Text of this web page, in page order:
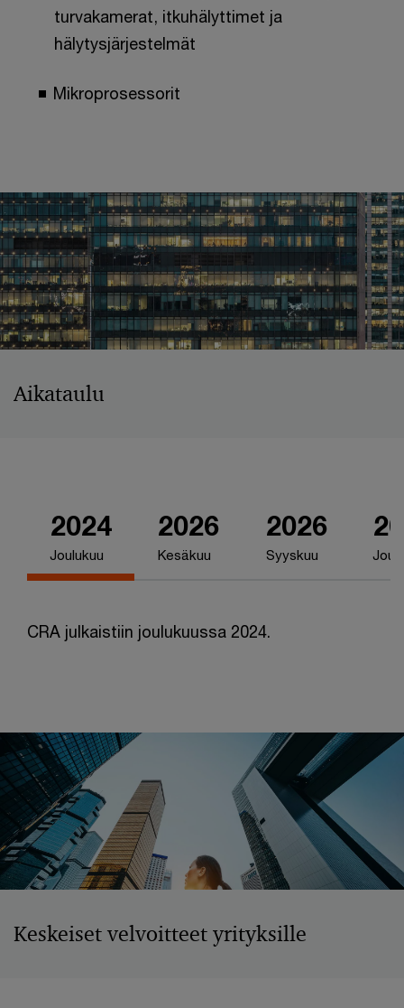
turvakamerat, itkuhälyttimet ja
hälytysjärjestelmät
Mikroprosessorit
Aikataulu
2024
Joulukuu
2026
Kesäkuu
2026
Syyskuu
CRA julkaistiin joulukuussa 2024.
Keskeiset velvoitteet yrityksille